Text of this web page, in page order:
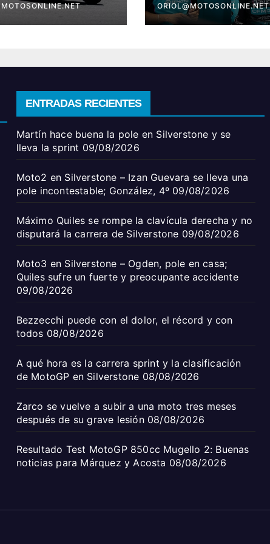
4º
Silverstone
ORIOL@MOTOSONLINE.NET
ENTRADAS RECIENTES
Martín hace buena la pole en Silverstone y se
lleva la sprint 09/08/2026
Moto2 en Silverstone – Izan Guevara se lleva una
pole incontestable; González, 4º 09/08/2026
Máximo Quiles se rompe la clavícula derecha y no
disputará la carrera de Silverstone 09/08/2026
Moto3 en Silverstone – Ogden, pole en casa;
Quiles sufre un fuerte y preocupante accidente
09/08/2026
Bezzecchi puede con el dolor, el récord y con
todos 08/08/2026
A qué hora es la carrera sprint y la clasificación
de MotoGP en Silverstone 08/08/2026
Zarco se vuelve a subir a una moto tres meses
después de su grave lesión 08/08/2026
Resultado Test MotoGP 850cc Mugello 2: Buenas
noticias para Márquez y Acosta 08/08/2026